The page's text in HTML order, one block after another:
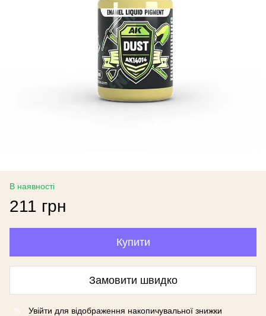
В наявності
211 грн
Купити
Замовити швидко
% Увійти для відображення накопичувальної знижки